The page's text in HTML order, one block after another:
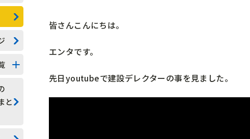
皆さんこんにちは。
エンタです。
先日youtubeで建設デレクターの事を見ました。
と